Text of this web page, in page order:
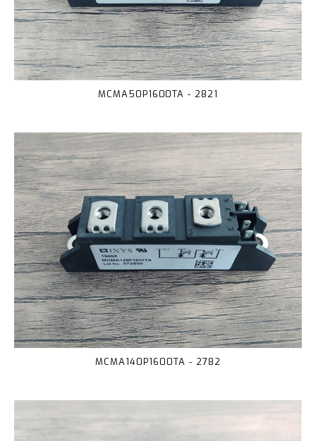
MCMA50P1600TA - 2821
MCMA140P1600TA - 2782